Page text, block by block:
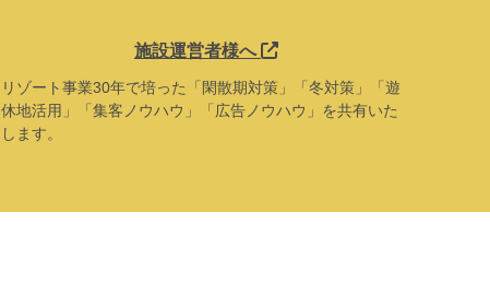
施設運営者様へ
リゾート事業30年で培った「閑散期対策」「冬対策」「遊
休地活用」「集客ノウハウ」「広告ノウハウ」を共有いた
します。